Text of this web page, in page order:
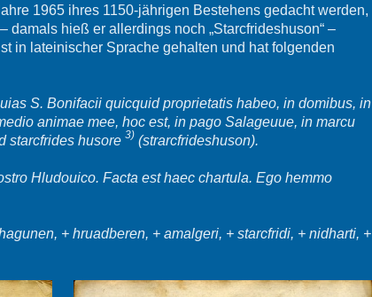
1965 ihres 1150-jährigen Bestehens gedacht werden,
damals hieß er allerdings noch „Starcfrideshuson“ –
in lateinischer Sprache gehalten und hat folgenden
S. Bonifacii quicquid proprietatis habeo, in domibus, in
animae mee, hoc est, in pago Salageuue, in marcu
starcfrides husore 3)(strarcfrideshuson).
Hludouico. Facta est haec chartula. Ego hemmo
+ hruadberen, + amalgeri, + starcfridi, + nidharti, +